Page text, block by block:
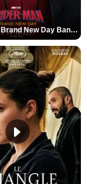
Spider-Man: Brand New Day Bande-annonce VO STFR